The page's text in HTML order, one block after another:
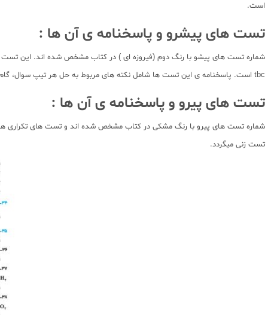
است.
تست های پیشرو و پاسخنامه ی آن ها :
tbc است. پاسخنامه ی این تست ها شامل نکته های مربوط به حل هر تیپ سوال، گام بندی ها یا روش های مختلف حل آن تست می باشد.
تست های پیرو و پاسخنامه ی آن ها :
تست زنی میگردد.